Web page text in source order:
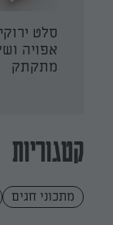
סלט
אפויה
מתקתק
קטגוריות
מתכוני חגים